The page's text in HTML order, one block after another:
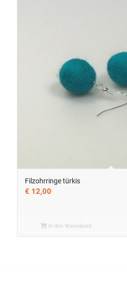
Filzohrringe türkis
€ 12,00
In den Warenkorb